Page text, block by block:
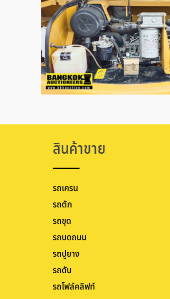
สินค้าขาย
รถเครน
รถตัก
รถขุด
รถบดถนน
รถปูยาง
รถดัน
รถโฟล์คลิฟท์